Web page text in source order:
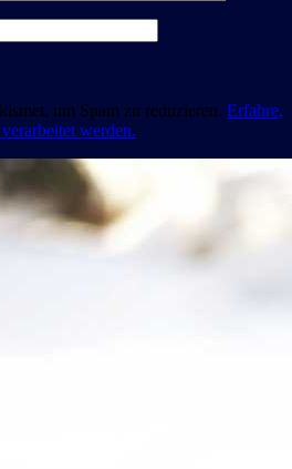
um Spam zu reduzieren. Erfahre,
werden.